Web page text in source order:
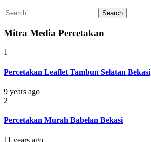
Search
for:
Mitra Media Percetakan
1
Percetakan Leaflet Tambun Selatan Bekasi
9 years ago
2
Percetakan Murah Babelan Bekasi
11 years ago